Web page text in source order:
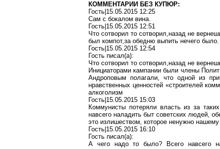
КОММЕНТАРИИ БЕЗ КУПЮР:
Гость|15.05.2015 12:25
Сам с бокалом вина.
Гость|15.05.2015 12:51
Что сотворил то сотворил,назад не
был компот,за обедню выпить нечего было.
Гость|15.05.2015 12:54
Гость писал(a):
Что сотворил то сотворил,назад не
Инициаторами кампании были члены
Андроповым полагали, что одной из
нравственных ценностей «строителей
алкоголизм
Гость|15.05.2015 15:03
Коммунисты потеряли власть из за
навсего наладить быт советских людей,
это излишеством, которое ненужно
Гость|15.05.2015 16:10
Гость писал(a):
А чего надо то было? Всего навсего